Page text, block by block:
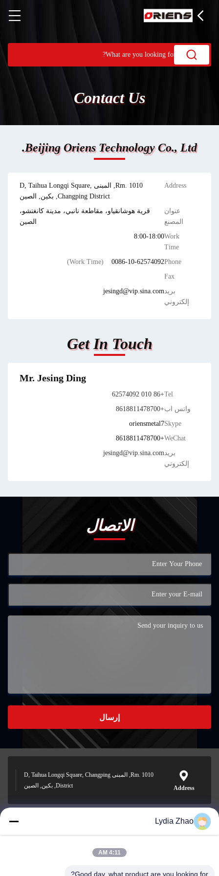
Contact Us
Beijing Oriens Technology Co., Ltd.
Address
Rm. 1010, المبنى D, Taihua Longqi Square,
Changping District, بكين, الصين
عنوان
المصنع
قرية هوشانقياو، مقاطعة نانبي، مدينة كانغتشو،
الصين
Work
Time
8:00-18:00
Phone
0086-10-62574092
(Work Time)
Fax
بريد
إلكتروني
jesingd@vip.sina.com
Get In Touch
Mr. Jesing Ding
Tel
+86 010 62574092
واتس اب+8618811478700
Skype
oriensmetal7
WeChat
+8618811478700
بريد
إلكتروني
jesingd@vip.sina.com
الاتصال
إرسال
Address
Rm. 1010, المبنى D, Taihua Longqi Square, Changping
District, بكين, الصين
jesingd@vip.sina.com
Lydia Zhao
4:11 AM
Good day, what product are you looking for?